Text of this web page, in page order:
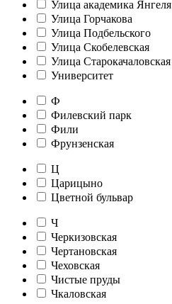
Улица академика Янгеля
Улица Горчакова
Улица Подбельского
Улица Скобелевская
Улица Старокачаловская
Университет
Ф
Филевский парк
Фили
Фрунзенская
Ц
Царицыно
Цветной бульвар
Ч
Черкизовская
Чертановская
Чеховская
Чистые пруды
Чкаловская